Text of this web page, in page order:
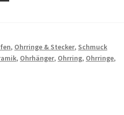
, Ohrringe & Stecker, Schmuck
, Ohrhänger, Ohrring, Ohrringe,